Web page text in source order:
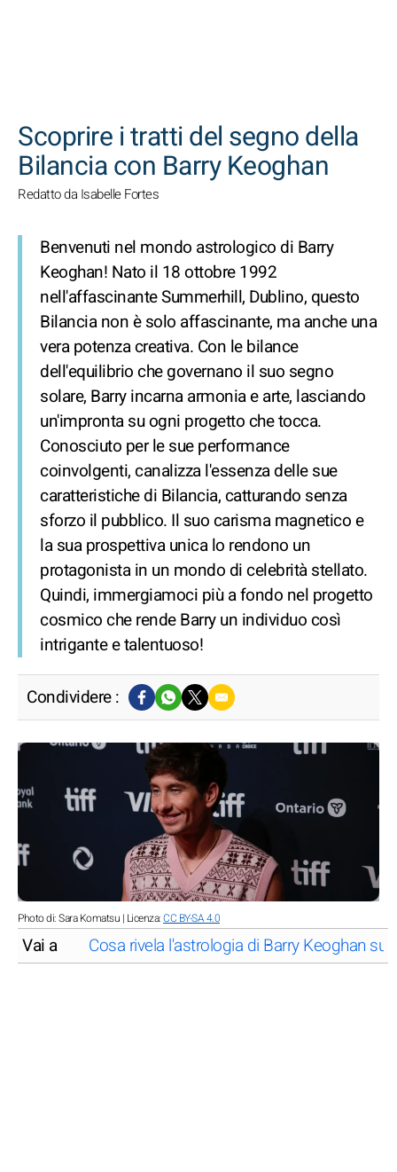
Scoprire i tratti del segno della
Bilancia con Barry Keoghan
Redatto da Isabelle Fortes
Benvenuti nel mondo astrologico di Barry
Keoghan! Nato il 18 ottobre 1992
nell'affascinante Summerhill, Dublino, questo
Bilancia non è solo affascinante, ma anche una
vera potenza creativa. Con le bilance
dell'equilibrio che governano il suo segno
solare, Barry incarna armonia e arte, lasciando
un'impronta su ogni progetto che tocca.
Conosciuto per le sue performance
coinvolgenti, canalizza l'essenza delle sue
caratteristiche di Bilancia, catturando senza
sforzo il pubblico. Il suo carisma magnetico e
la sua prospettiva unica lo rendono un
protagonista in un mondo di celebrità stellato.
Quindi, immergiamoci più a fondo nel progetto
cosmico che rende Barry un individuo così
intrigante e talentuoso!
Condividere :
Photo di: Sara Komatsu | Licenza:CC BY-SA 4.0
Vai a Cosa rivela l'astrologia di Barry Keoghan su